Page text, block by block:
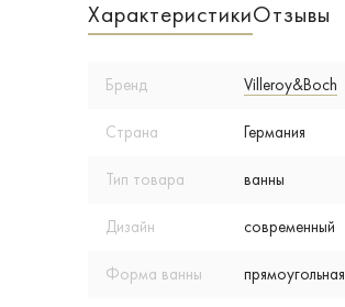
ХарактеристикиОтзывы
Бренд Villeroy&Boch
Страна Германия
Тип товара ванны
Дизайн современный
Форма ванны прямоугольная